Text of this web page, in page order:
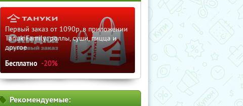
Первый заказ от 1090р. в приложении
TanukiFamily: роллы, суши, пицца и
другое
Бесплатно -20%
Рекомендуемые: